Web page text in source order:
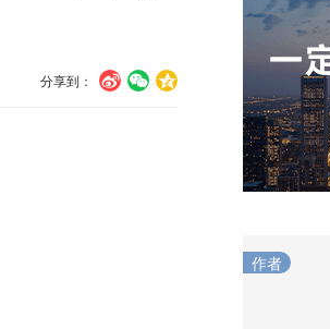
U V c
分享到：
作者